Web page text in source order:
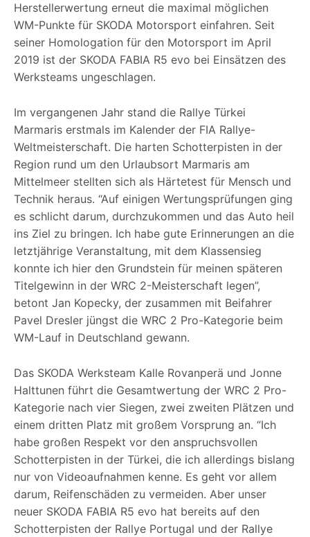
Herstellerwertung erneut die maximal möglichen
WM-Punkte für SKODA Motorsport einfahren. Seit
seiner Homologation für den Motorsport im April
2019 ist der SKODA FABIA R5 evo bei Einsätzen des
Werksteams ungeschlagen.
Im vergangenen Jahr stand die Rallye Türkei
Marmaris erstmals im Kalender der FIA Rallye-
Weltmeisterschaft. Die harten Schotterpisten in der
Region rund um den Urlaubsort Marmaris am
Mittelmeer stellten sich als Härtetest für Mensch und
Technik heraus. “Auf einigen Wertungsprüfungen ging
es schlicht darum, durchzukommen und das Auto heil
ins Ziel zu bringen. Ich habe gute Erinnerungen an die
letztjährige Veranstaltung, mit dem Klassensieg
konnte ich hier den Grundstein für meinen späteren
Titelgewinn in der WRC 2-Meisterschaft legen”,
betont Jan Kopecky, der zusammen mit Beifahrer
Pavel Dresler jüngst die WRC 2 Pro-Kategorie beim
WM-Lauf in Deutschland gewann.
Das SKODA Werksteam Kalle Rovanperä und Jonne
Halttunen führt die Gesamtwertung der WRC 2 Pro-
Kategorie nach vier Siegen, zwei zweiten Plätzen und
einem dritten Platz mit großem Vorsprung an. “Ich
habe großen Respekt vor den anspruchsvollen
Schotterpisten in der Türkei, die ich allerdings bislang
nur von Videoaufnahmen kenne. Es geht vor allem
darum, Reifenschäden zu vermeiden. Aber unser
neuer SKODA FABIA R5 evo hat bereits auf den
Schotterpisten der Rallye Portugal und der Rallye